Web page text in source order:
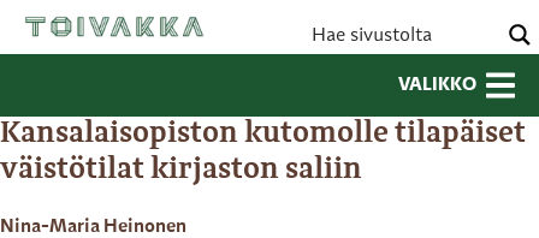
VALIKKO
Kansalaisopiston kutomolle tilapäiset
väistötilat kirjaston saliin
Nina-Maria Heinonen